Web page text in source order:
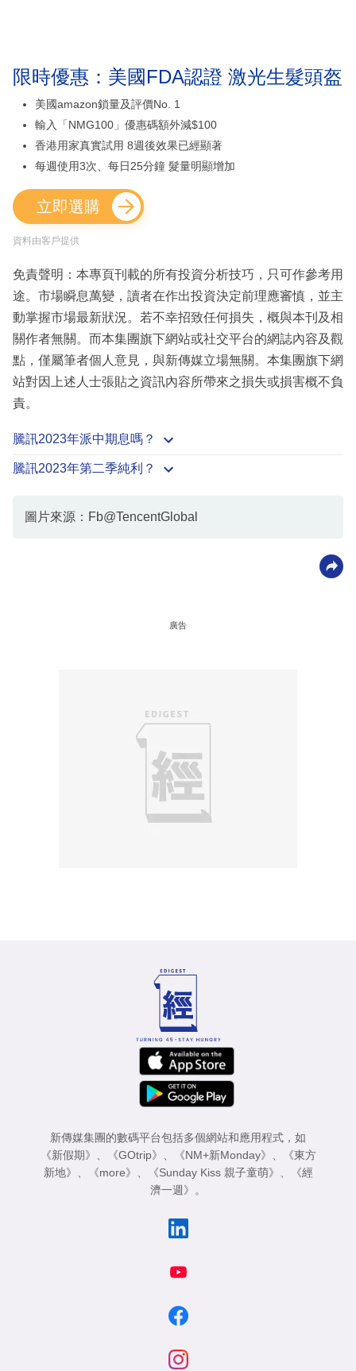
限時優惠：美國FDA認證 激光生髮頭盔
美國amazon鎖量及評價No. 1
輸入「NMG100」優惠碼額外減$100
香港用家真實試用 8週後效果已經顯著
每週使用3次、每日25分鐘 髮量明顯增加
立即選購
資料由客戶提供
免責聲明：本專頁刊載的所有投資分析技巧，只可作參考用
途。市場瞬息萬變，讀者在作出投資決定前理應審慎，並主
動掌握市場最新狀況。若不幸招致任何損失，概與本刊及相
關作者無關。而本集團旗下網站或社交平台的網誌內容及觀
點，僅屬筆者個人意見，與新傳媒立場無關。本集團旗下網
站對因上述人士張貼之資訊內容所帶來之損失或損害概不負
責。
騰訊2023年派中期息嗎？
騰訊2023年第二季純利？
圖片來源：Fb@TencentGlobal
廣告
新傳媒集團的數碼平台包括多個網站和應用程式，如
《新假期》
《GOtrip》 《NM+新Monday》
《東方
新地》
《more》 《Sunday Kiss 親子童萌》
《經
濟一週》
。